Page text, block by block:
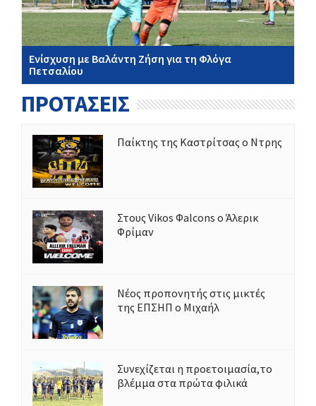
Ενίσχυση με Βαλάντη Ζήση για τη Φλόγα
Πετσαλίου
ΠΡΟΤΑΣΕΙΣ
Παίκτης της Καστρίτσας ο Ντρης
Στους Vikos Φalcons ο Άλερικ
Φρίμαν
Νέος προπονητής στις μικτές
της ΕΠΣΗΠ ο Μιχαήλ
Συνεχίζεται η προετοιμασία,το
βλέμμα στα πρώτα φιλικά